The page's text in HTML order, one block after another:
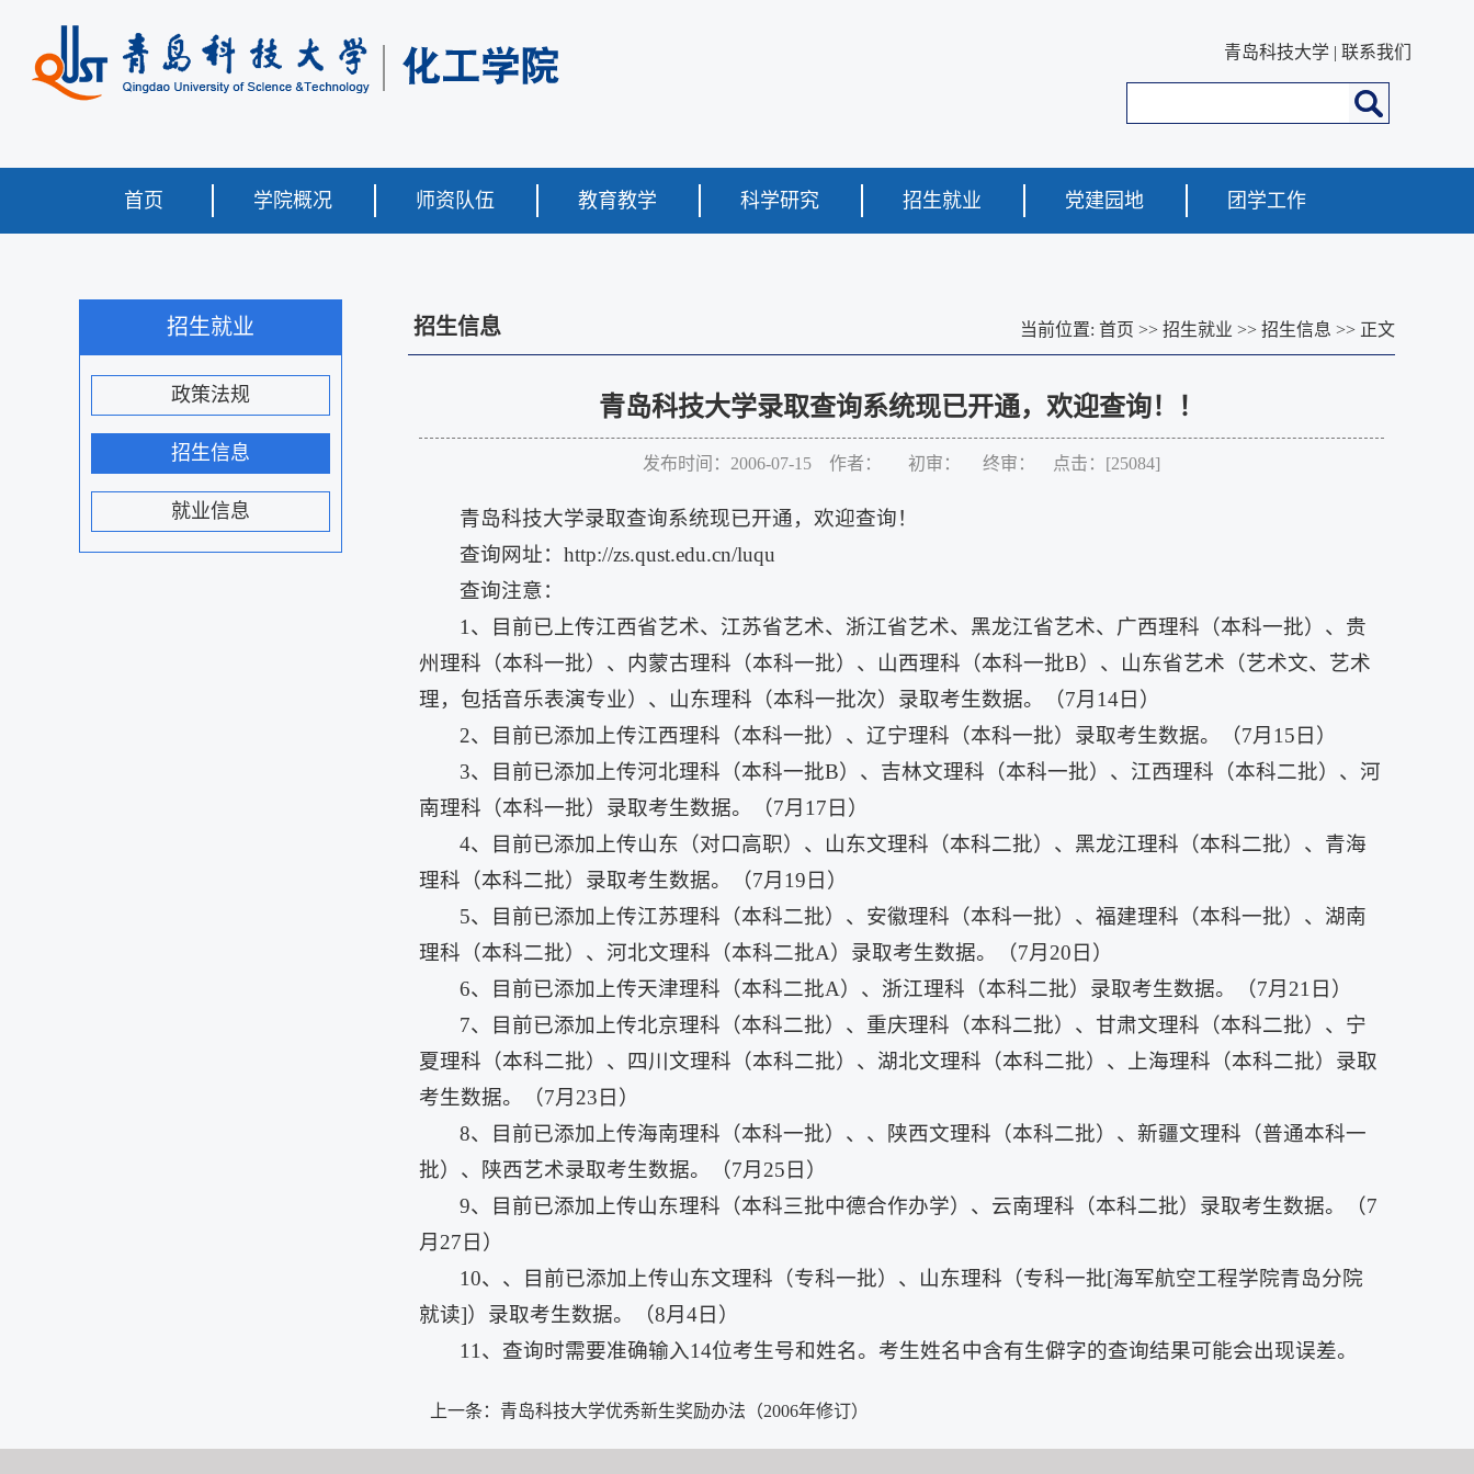
青岛科技大学 | 联系我们
首页 学院概况 师资队伍 教育教学 科学研究 招生就业 党建园地 团学工作
招生就业
政策法规
招生信息
就业信息
招生信息 当前位置: 首页 >> 招生就业 >> 招生信息 >> 正文
青岛科技大学录取查询系统现已开通，欢迎查询！！
发布时间：2006-07-15 作者： 初审： 终审： 点击：[25084]
青岛科技大学录取查询系统现已开通，欢迎查询！
查询网址：http://zs.qust.edu.cn/luqu
查询注意：
1、目前已上传江西省艺术、江苏省艺术、浙江省艺术、黑龙江省艺术、广西理科（本科一批）、贵
州理科（本科一批）、内蒙古理科（本科一批）、山西理科（本科一批B）、山东省艺术（艺术文、艺术
理，包括音乐表演专业）、山东理科（本科一批次）录取考生数据。（7月14日）
2、目前已添加上传江西理科（本科一批）、辽宁理科（本科一批）录取考生数据。（7月15日）
3、目前已添加上传河北理科（本科一批B）、吉林文理科（本科一批）、江西理科（本科二批）、河
南理科（本科一批）录取考生数据。（7月17日）
4、目前已添加上传山东（对口高职）、山东文理科（本科二批）、黑龙江理科（本科二批）、青海
理科（本科二批）录取考生数据。（7月19日）
5、目前已添加上传江苏理科（本科二批）、安徽理科（本科一批）、福建理科（本科一批）、湖南
理科（本科二批）、河北文理科（本科二批A）录取考生数据。（7月20日）
6、目前已添加上传天津理科（本科二批A）、浙江理科（本科二批）录取考生数据。（7月21日）
7、目前已添加上传北京理科（本科二批）、重庆理科（本科二批）、甘肃文理科（本科二批）、宁
夏理科（本科二批）、四川文理科（本科二批）、湖北文理科（本科二批）、上海理科（本科二批）录取
考生数据。（7月23日）
8、目前已添加上传海南理科（本科一批）、、陕西文理科（本科二批）、新疆文理科（普通本科一
批）、陕西艺术录取考生数据。（7月25日）
9、目前已添加上传山东理科（本科三批中德合作办学）、云南理科（本科二批）录取考生数据。（7
月27日）
10、、目前已添加上传山东文理科（专科一批）、山东理科（专科一批[海军航空工程学院青岛分院
就读]）录取考生数据。（8月4日）
11、查询时需要准确输入14位考生号和姓名。考生姓名中含有生僻字的查询结果可能会出现误差。
上一条： 青岛科技大学优秀新生奖励办法（2006年修订）